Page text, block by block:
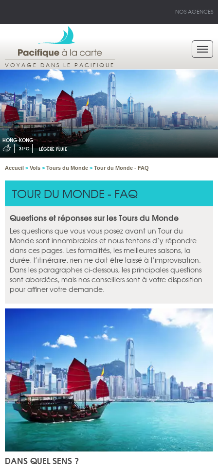
NOS AGENCES
VOYAGE DANS LE PACIFIQUE
HONG-KONG
31°C LÉGÈRE PLUIE
Accueil > Vols > Tours du Monde > Tour du Monde - FAQ
TOUR DU MONDE - FAQ
Questions et réponses sur les Tours du Monde
Les questions que vous vous posez avant un Tour du
Monde sont innombrables et nous tentons d’y répondre
dans ces pages. Les formalités, les meilleures saisons, la
durée, l’itinéraire, rien ne doit être laissé à l’improvisation.
Dans les paragraphes ci-dessous, les principales questions
sont abordées, mais nos conseillers sont à votre disposition
pour affiner votre demande.
DANS QUEL SENS ?